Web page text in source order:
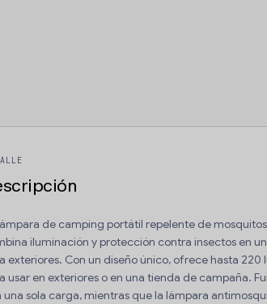
de camping portátil repelente de
iluminación y protección contra insectos en
exteriores. Con un diseño único, ofrece hasta 220
usar en exteriores o en una tienda de campaña.
una sola carga, mientras que la lámpara